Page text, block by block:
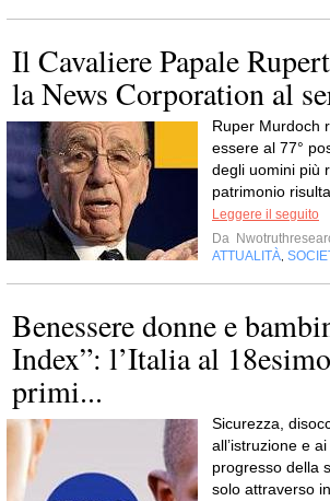
Il Cavaliere Papale
la News Corporation al
Ruper Murdoch
essere al 77°
degli uomini più
patrimonio
Leggere il seguito
Da
ATTUALITÀ
Benessere donne e
Index”: l’Italia al
primi...
Sicurezza,
all’istruzione e
progresso della
solo attraverso